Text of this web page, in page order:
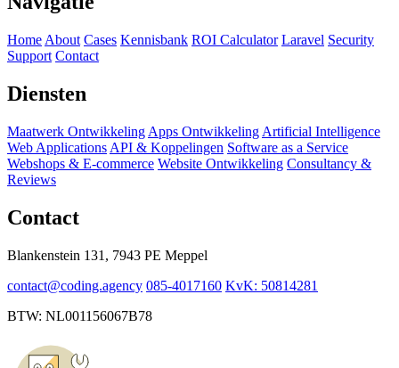
Home About Cases Kennisbank ROI Calculator Laravel Security
Support Contact
Diensten
Maatwerk Ontwikkeling Apps Ontwikkeling Artificial Intelligence
Web Applications API & Koppelingen Software as a Service
Webshops & E-commerce Website Ontwikkeling Consultancy &
Reviews
Contact
Blankenstein 131, 7943 PE Meppel
contact@coding.agency 085-4017160 KvK: 50814281
BTW: NL001156067B78